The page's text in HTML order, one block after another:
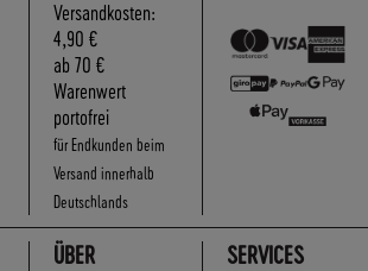
Versandkosten:
4,90 €
ab 70 €
Warenwert
portofrei
für Endkunden beim
Versand innerhalb
Deutschlands
ÜBER
SERVICES